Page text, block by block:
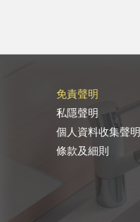
免責聲明
私隱聲明
個人資料收集聲明
條款及細則